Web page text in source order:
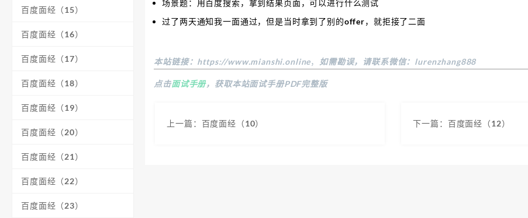
场景题：用百度搜索，拿到结果页面，可以进行什么测试
过了两天通知我一面通过，但是当时拿到了别的offer，就拒接了二面
本站链接： https://www.mianshi.online， 如需勘误，请联系微信：lurenzhang888
点击面试手册，获取本站面试手册PDF完整版
上一篇：百度面经（10） 下一篇：百度面经（12）
百度面经（15）
百度面经（16）
百度面经（17）
百度面经（18）
百度面经（19）
百度面经（20）
百度面经（21）
百度面经（22）
百度面经（23）